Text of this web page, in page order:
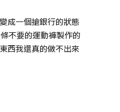
成一個搶銀行的狀態
不要的運動褲製作的
西我還真的做不出來